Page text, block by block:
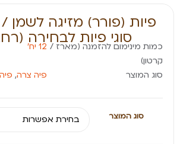
סוגי פיות לבחירה
כמות מינימום להזמנה (מארז /
קרטון)
12 יח׳
סוג המוצר פיה צרה,
סוג המוצר